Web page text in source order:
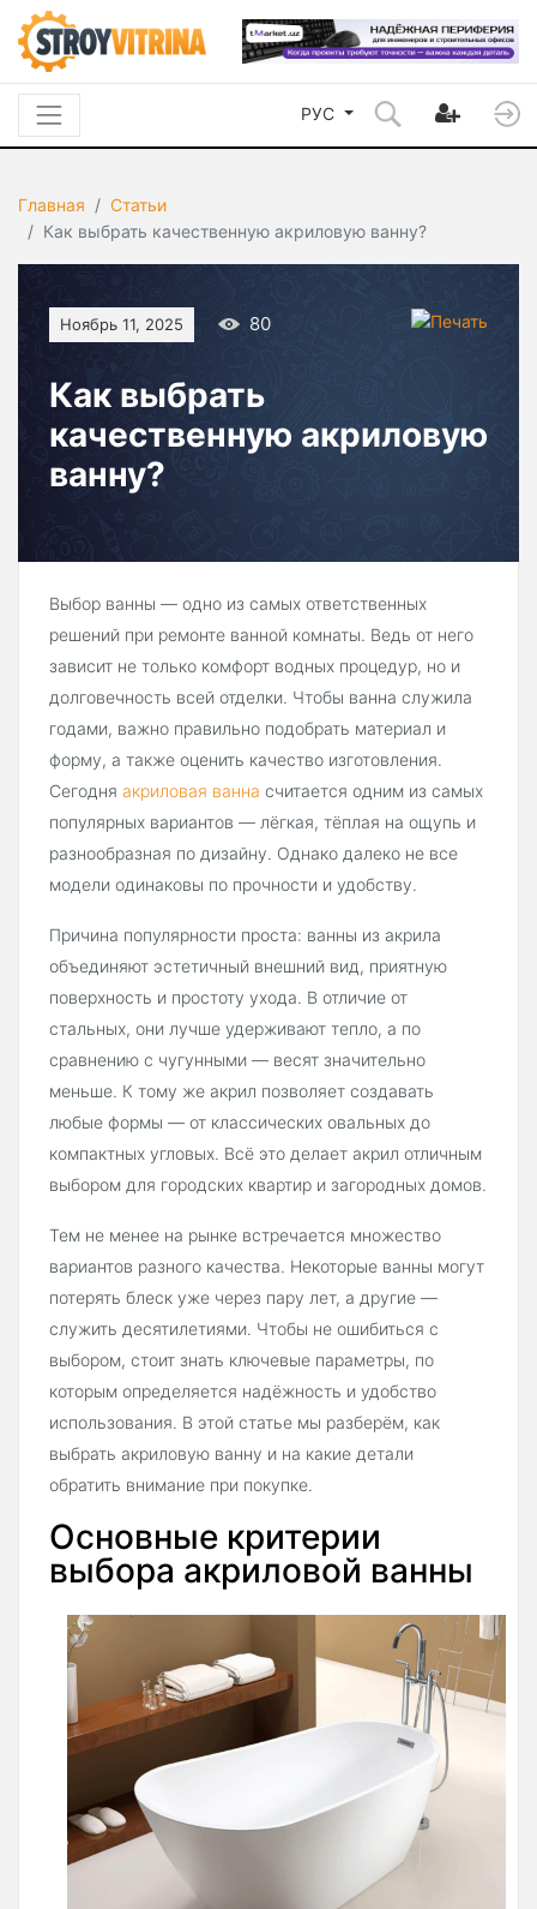
РУС
Главная
Статьи
Как выбрать качественную акриловую ванну?
Ноябрь 11, 2025 80
Как выбрать
качественную акриловую
ванну?
Выбор ванны — одно из самых ответственных
решений при ремонте ванной комнаты. Ведь от него
зависит не только комфорт водных процедур, но и
долговечность всей отделки. Чтобы ванна служила
годами, важно правильно подобрать материал и
форму, а также оценить качество изготовления.
Сегодня акриловая ванна считается одним из самых
популярных вариантов — лёгкая, тёплая на ощупь и
разнообразная по дизайну. Однако далеко не все
модели одинаковы по прочности и удобству.
Причина популярности проста: ванны из акрила
объединяют эстетичный внешний вид, приятную
поверхность и простоту ухода. В отличие от
стальных, они лучше удерживают тепло, а по
сравнению с чугунными — весят значительно
меньше. К тому же акрил позволяет создавать
любые формы — от классических овальных до
компактных угловых. Всё это делает акрил отличным
выбором для городских квартир и загородных домов.
Тем не менее на рынке встречается множество
вариантов разного качества. Некоторые ванны могут
потерять блеск уже через пару лет, а другие —
служить десятилетиями. Чтобы не ошибиться с
выбором, стоит знать ключевые параметры, по
которым определяется надёжность и удобство
использования. В этой статье мы разберём, как
выбрать акриловую ванну и на какие детали
обратить внимание при покупке.
Основные критерии
выбора акриловой ванны